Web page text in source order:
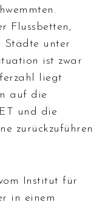
Flussbetten,
Städte unter
ist zwar
liegt
auf die
und die
zurückzuführen
Institut für
in einem